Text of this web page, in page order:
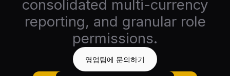
consolidated multi-currency
reporting, and granular role
permissions.
영업팀에 문의하기